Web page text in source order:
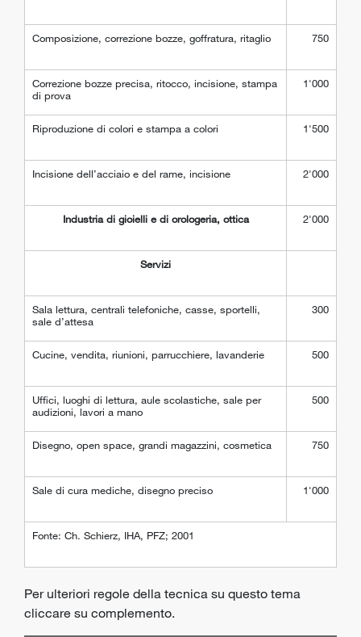
Composizione, correzione bozze, goffratura, ritaglio 750
Correzione bozze precisa, ritocco, incisione, stampa
di prova
1'000
Riproduzione di colori e stampa a colori 1'500
Incisione dell’acciaio e del rame, incisione 2'000
Industria di gioielli e di orologeria, ottica 2'000
Servizi
Sala lettura, centrali telefoniche, casse, sportelli,
sale d’attesa
300
Cucine, vendita, riunioni, parrucchiere, lavanderie 500
Uffici, luoghi di lettura, aule scolastiche, sale per
audizioni, lavori a mano
500
Disegno, open space, grandi magazzini, cosmetica 750
Sale di cura mediche, disegno preciso 1'000
Fonte: Ch. Schierz, IHA, PFZ; 2001
Per ulteriori regole della tecnica su questo tema
cliccare su complemento.